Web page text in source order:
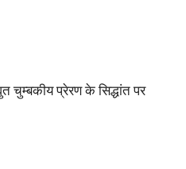
चुम्बकीय प्रेरण के सिद्धांत पर